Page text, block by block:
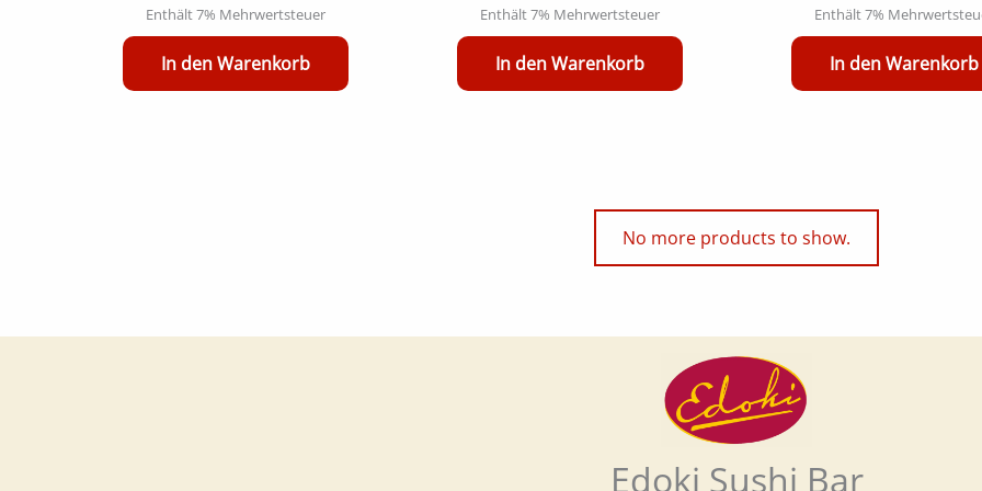
Enthält 7% Mehrwertsteuer
In den Warenkorb
Enthält 7% Mehrwertsteuer
In den Warenkorb
Enthält 7%
In den Warenkorb
No more products to show.
Edoki Sushi Bar